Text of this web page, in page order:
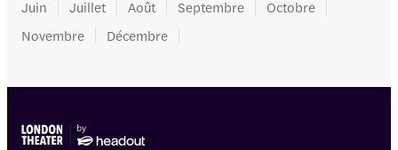
Juin
Juillet Août Septembre
Octobre
Novembre
Décembre